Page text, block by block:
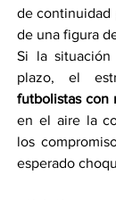
de continuidad
de una figura
Si la
plazo, el
futbolistas con
en el aire la
los
esperado